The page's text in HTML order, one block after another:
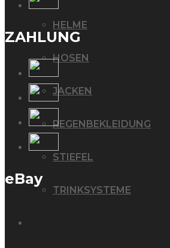
HELME
HOSEN
JACKEN
REGENBEKLEIDUNG
STIEFEL
TRINKSYSTEME
ZAHLUNG
eBay